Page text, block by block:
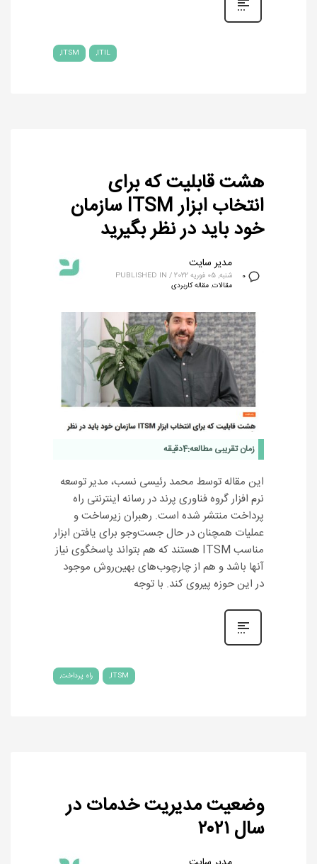
ITIL
ITSM
هشت قابلیت که برای
انتخاب ابزار ITSM سازمان
خود باید در نظر بگیرید
0
مدیر سایت
شنبه, 05 فوریه 2022 /
PUBLISHED IN
مقالات, مقاله کاربردی
زمان تقریبی مطالعه:4دقیقه
این مقاله توسط محمد رئیسی نسب، مدیر توسعه
نرم افزار گروه فناوری پرند در رسانه اینترنتی راه
پرداخت منتشر شده است. رهبران زیرساخت و
عملیات همچنان در حال جست‌وجو برای یافتن ابزار
مناسب ITSM هستند که هم بتواند پاسخگوی نیاز
آنها باشد و هم از چارچوب‌های بهین‌روش موجود
در این حوزه پیروی کند. با توجه
ITSM راه پرداخت
وضعیت مدیریت خدمات در
سال ٢٠٢١